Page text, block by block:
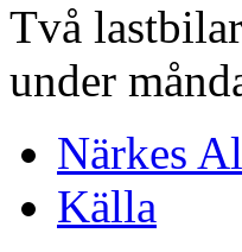
Två
under
Närkes
Källa